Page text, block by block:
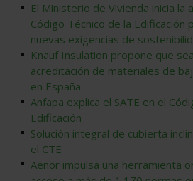
El Ministerio de Vivienda inicia la
Código Técnico de la Edificación
nuevas exigencias de
Knauf Insulation propone que
acreditación de materiales de
en España
Anfapa explica el SATE en el
Edificación
Solución integral de cubierta
el CTE
Aenor impulsa una herramienta